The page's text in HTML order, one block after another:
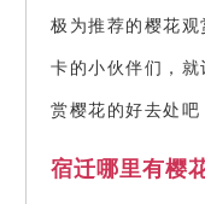
极为推荐的樱花
卡的小伙伴们，
赏樱花的好去处吧
宿迁哪里有樱